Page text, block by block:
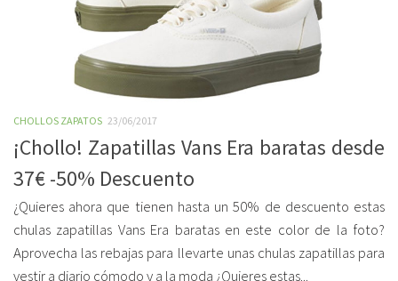
CHOLLOS ZAPATOS 23/06/2017
¡Chollo! Zapatillas Vans Era baratas desde
37€ -50% Descuento
¿Quieres ahora que tienen hasta un 50% de descuento estas
chulas zapatillas Vans Era baratas en este color de la foto?
Aprovecha las rebajas para llevarte unas chulas zapatillas para
vestir a diario cómodo y a la moda ¿Quieres estas...